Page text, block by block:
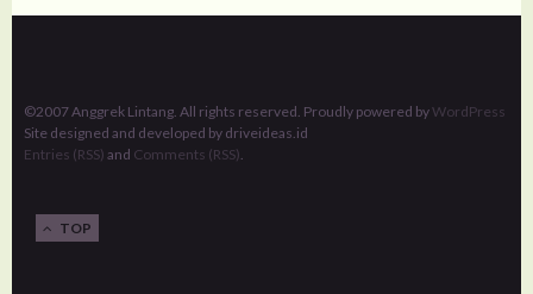
©2007 Anggrek Lintang. All rights reserved. Proudly powered byWordPress
Site designed and developed by driveideas.id
Entries (RSS) and Comments (RSS)
TOP